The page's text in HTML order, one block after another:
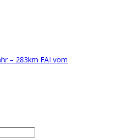
– 283km FAI vom